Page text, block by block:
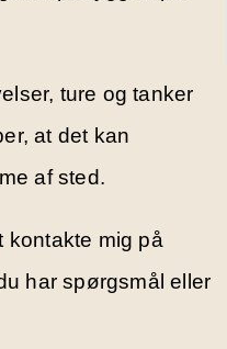
ture og tanker
at det kan
af sted.
kontakte mig på
har spørgsmål eller